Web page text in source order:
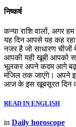
निष्कर्ष
कन्या राशि वालों, अगर
यह दिन आपसे यह कह
नजर है जो साधारण
आपकी यही खूबी आपको
भूलकर अपने कदम आगे
मंजिल तक जाएंगे। अपने
आज के इस खूबसूरत दिन
READ IN ENGLISH
in Daily horoscope